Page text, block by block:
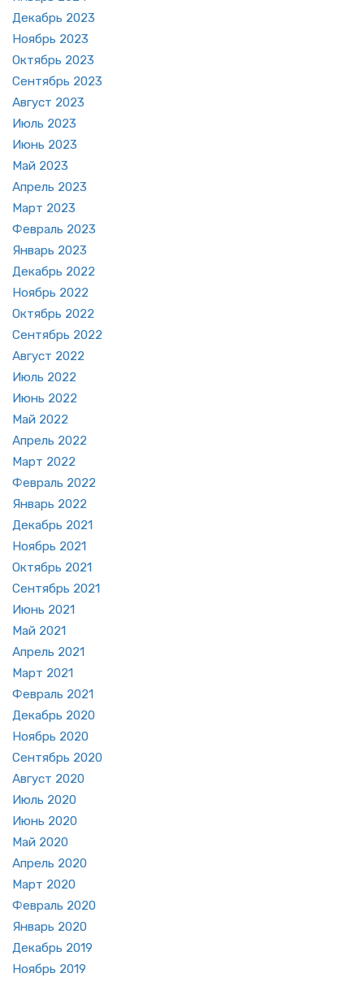
Де­кабрь 2023
Но­ябрь 2023
Ок­тябрь 2023
Сен­тябрь 2023
Ав­густ 2023
Июль 2023
Июнь 2023
Май 2023
Ап­рель 2023
Март 2023
Фев­раль 2023
Ян­варь 2023
Де­кабрь 2022
Но­ябрь 2022
Ок­тябрь 2022
Сен­тябрь 2022
Ав­густ 2022
Июль 2022
Июнь 2022
Май 2022
Ап­рель 2022
Март 2022
Фев­раль 2022
Ян­варь 2022
Де­кабрь 2021
Но­ябрь 2021
Ок­тябрь 2021
Сен­тябрь 2021
Июнь 2021
Май 2021
Ап­рель 2021
Март 2021
Фев­раль 2021
Де­кабрь 2020
Но­ябрь 2020
Сен­тябрь 2020
Ав­густ 2020
Июль 2020
Июнь 2020
Май 2020
Ап­рель 2020
Март 2020
Фев­раль 2020
Ян­варь 2020
Де­кабрь 2019
Но­ябрь 2019